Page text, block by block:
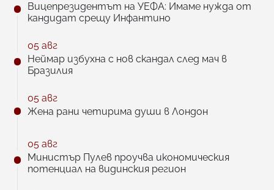
Вицепрезидентът на УЕФА: Имаме нужда от
кандидат срещу Инфантино
05 авг
Неймар избухна с нов скандал след мач в
Бразилия
05 авг
Жена рани четирима души в Лондон
05 авг
Министър Пулев проучва икономическия
потенциал на видинския регион